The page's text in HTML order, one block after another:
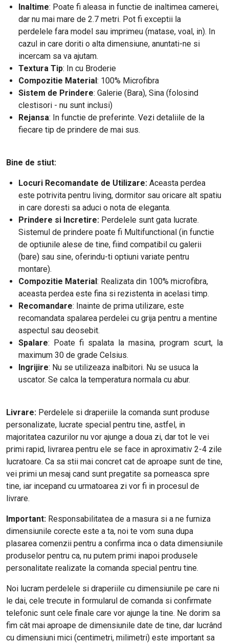
Inaltime: Poate fi aleasa in functie de inaltimea camerei,
dar nu mai mare de 2.7 metri. Pot fi exceptii la
perdelele fara model sau imprimeu (matase, voal, in). In
cazul in care doriti o alta dimensiune, anuntati-ne si
incercam sa va ajutam.
Textura Tip: In cu Broderie
Compozitie Material: 100% Microfibra
Sistem de Prindere: Galerie (Bara), Sina (folosind
clestisori - nu sunt inclusi)
Rejansa: In functie de preferinte. Vezi detaliile de la
fiecare tip de prindere de mai sus.
Bine de stiut:
Locuri Recomandate de Utilizare: Aceasta perdea
este potrivita pentru living, dormitor sau oricare alt spatiu
in care doresti sa aduci o nota de eleganta.
Prindere si Incretire: Perdelele sunt gata lucrate.
Sistemul de prindere poate fi Multifunctional (in functie
de optiunile alese de tine, fiind compatibil cu galerii
(bare) sau sine, oferindu-ti optiuni variate pentru
montare).
Compozitie Material: Realizata din 100% microfibra,
aceasta perdea este fina si rezistenta in acelasi timp.
Recomandare: Inainte de prima utilizare, este
recomandata spalarea perdelei cu grija pentru a mentine
aspectul sau deosebit.
Spalare: Poate fi spalata la masina, program scurt, la
maximum 30 de grade Celsius.
Ingrijire: Nu se utilizeaza inalbitori. Nu se usuca la
uscator. Se calca la temperatura normala cu abur.
Livrare: Perdelele si draperiile la comanda sunt produse
personalizate, lucrate special pentru tine, astfel, in
majoritatea cazurilor nu vor ajunge a doua zi, dar tot le vei
primi rapid, livrarea pentru ele se face in aproximativ 2-4 zile
lucratoare. Ca sa stii mai concret cat de aproape sunt de tine,
vei primi un mesaj cand sunt pregatite sa porneasca spre
tine, iar incepand cu urmatoarea zi vor fi in procesul de
livrare.
Important: Responsabilitatea de a masura si a ne furniza
dimensiunile corecte este a ta, noi te vom suna dupa
plasarea comenzii pentru a confirma inca o data dimensiunile
produselor pentru ca, nu putem primi inapoi produsele
personalitate realizate la comanda special pentru tine.
Noi lucram perdelele si draperiile cu dimensiunile pe care ni
le dai, cele trecute in formularul de comanda si confirmate
telefonic sunt cele finale care vor ajunge la tine. Ne dorim sa
fim cât mai aproape de dimensiunile date de tine, dar lucrând
cu dimensiuni mici (centimetri, milimetri) este important sa